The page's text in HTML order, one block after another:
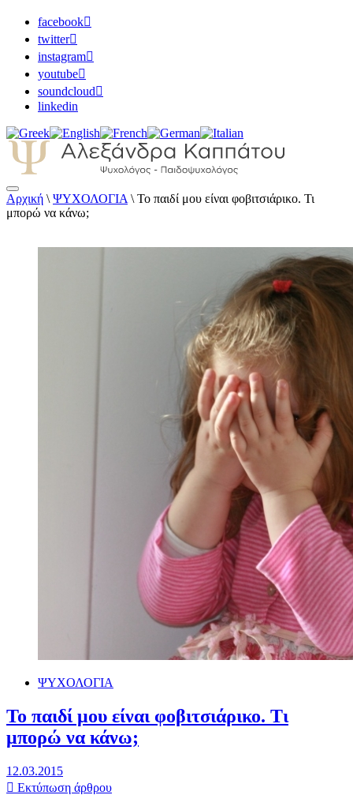
facebook
twitter
instagram
youtube
soundcloud
linkedin
Αλεξάνδρα Καππάτου Ψυχολόγος –
Παιδοψυχολόγος
Αρχική \ ΨΥΧΟΛΟΓΙΑ \ Το παιδί μου είναι φοβιτσιάρικο. Τι
μπορώ να κάνω;
ΨΥΧΟΛΟΓΙΑ
Το παιδί μου είναι φοβιτσιάρικο. Τι
μπορώ να κάνω;
12.03.2015
Εκτύπωση άρθρου